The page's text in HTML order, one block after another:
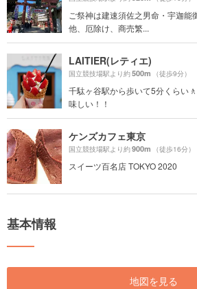
ご祭神は建速須佐之男命・宇迦能
他、厄除け、商売繁...
LAITIER(レティエ)
国立競技場駅より約500m （徒歩9分）
千駄ヶ谷駅から歩いて5分くらい
味しい！！
ケンズカフェ東京
国立競技場駅より約900m （徒歩16分）
スイーツ百名店 TOKYO 2020
基本情報
地図を見る